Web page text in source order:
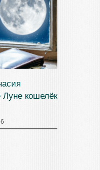
Луне кошелёк